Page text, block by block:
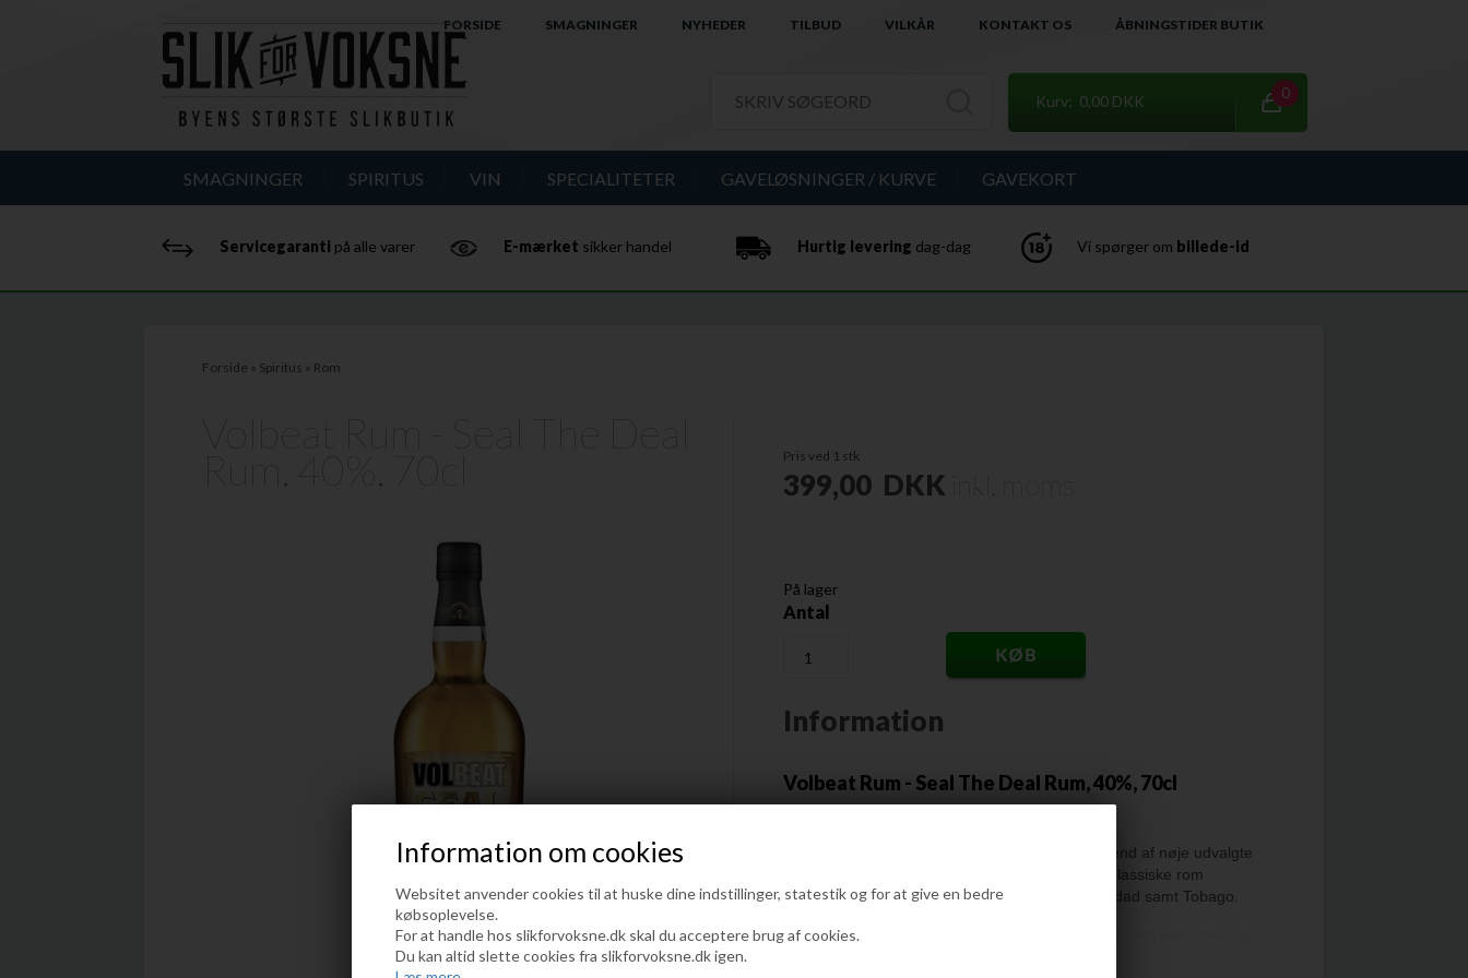
Information om cookies
Websitet anvender cookies til at huske dine indstillinger, statestik og for at give en bedre
købsoplevelse.
For at handle hos slikforvoksne.dk skal du acceptere brug af cookies.
Du kan altid slette cookies fra slikforvoksne.dk igen.
FORSIDE SMAGNINGER NYHEDER TILBUD VILKÅR KONTAKT OS ÅBNINGSTIDER BUTIK
Kurv: 0,00 DKK 0
SMAGNINGER SPIRITUS VIN SPECIALITETER GAVELØSNINGER / KURVE GAVEKORT
Servicegaranti på alle varer E-mærket sikker handel Hurtig levering dag-dag Vi spørger om billede-id
Forside » Spiritus » Rom
Volbeat Rum - Seal The Deal
Rum, 40%, 70cl Pris ved 1 stk
399,00 DKK inkl. moms
På lager
Antal
Information
Volbeat Rum - Seal The Deal Rum, 40%, 70cl
fra Danske Volbeat, er et blend af nøje udvalgte
caribiske rom, der primært stammer fra de helt klassiske rom
områder, som den Dominikanske Republik, Trinidad samt Tobago.
Seal The Deal